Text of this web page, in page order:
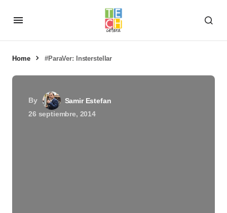
Home #ParaVer: Insterstellar
By
Samir Estefan
26 septiembre, 2014